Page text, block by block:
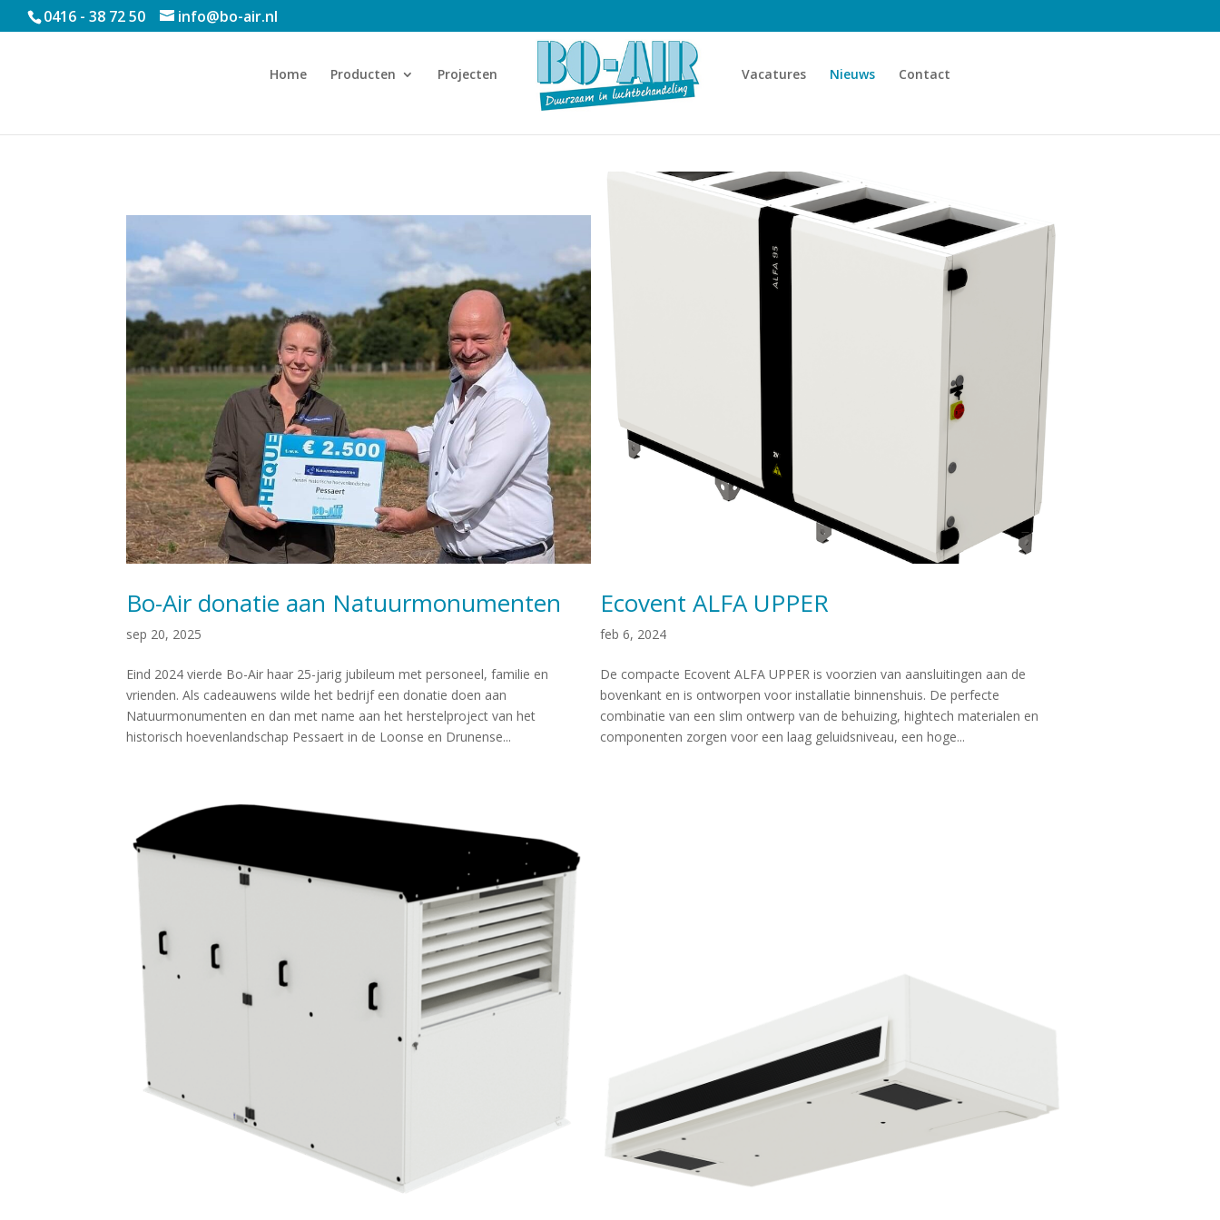
0416 - 38 72 50 info@bo-air.nl
Home Producten Projecten Vacatures Nieuws Contact
Bo-Air donatie aan Natuurmonumenten
sep 20, 2025
Eind 2024 vierde Bo-Air haar 25-jarig jubileum met personeel, familie en
vrienden. Als cadeauwens wilde het bedrijf een donatie doen aan
Natuurmonumenten en dan met name aan het herstelproject van het
historisch hoevenlandschap Pessaert in de Loonse en Drunense...
Ecovent ALFA UPPER
feb 6, 2024
De compacte Ecovent ALFA UPPER is voorzien van aansluitingen aan de
bovenkant en is ontworpen voor installatie binnenshuis. De perfecte
combinatie van een slim ontwerp van de behuizing, hightech materialen en
componenten zorgen voor een laag geluidsniveau, een hoge...